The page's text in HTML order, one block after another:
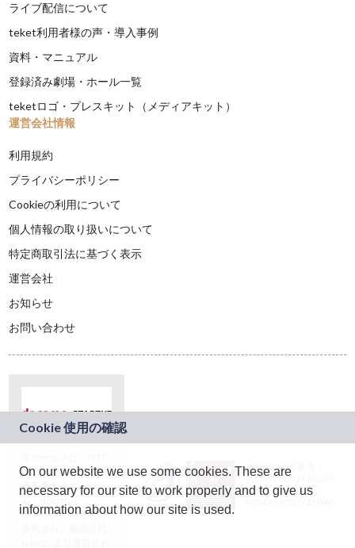
ライブ配信について
teket利用者様の声・導入事例
資料・マニュアル
登録済み劇場・ホール一覧
teketロゴ・プレスキット（メディアキット）
運営会社情報
利用規約
プライバシーポリシー
Cookieの利用について
個人情報の取り扱いについて
特定商取引法に基づく表示
運営会社
お知らせ
お問い合わせ
ドコモグループの新
規事業創出プログラ
ム「docomo
STARTUP」を通じて
JASRAC許諾番号：
9024936001Y45037
JASRAC許諾番号：
On our website we use some cookies. These are
necessary for our site to work properly and to give us
information about how our site is used.